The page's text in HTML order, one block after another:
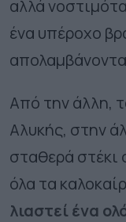
αλλά
ένα υπέροχο
Από την άλλη,
Αλυκής, στην
σταθερά στέκι
όλα τα
λιαστεί ένα